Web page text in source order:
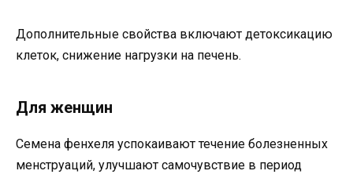
Дополнительные свойства включают детоксикацию
клеток, снижение нагрузки на печень.
Для женщин
Семена фенхеля успокаивают течение болезненных
менструаций, улучшают самочувствие в период